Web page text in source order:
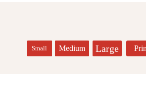
Small Medium Large